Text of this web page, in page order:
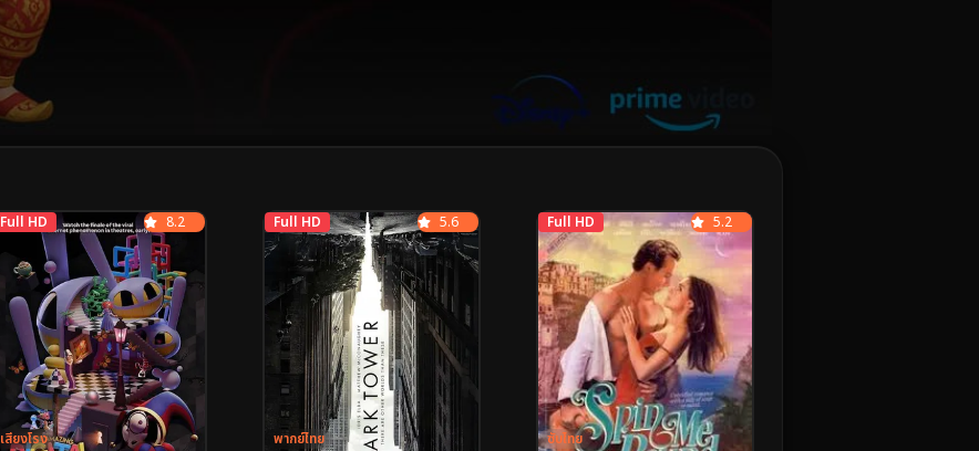
Full HD
เสียงโรง
8.2 Full HD
พากย์ไทย
5.6 Full HD
ซับไทย
5.2